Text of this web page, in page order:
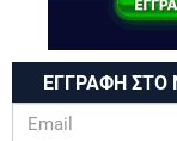
ΕΓΓΡΑΦΗ ΣΤΟ